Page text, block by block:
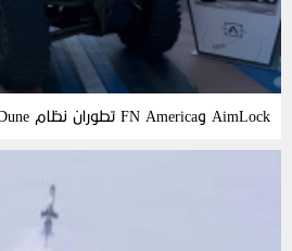
AimLock وFN America تطوران نظام Dune لمكافحة المسيّرات